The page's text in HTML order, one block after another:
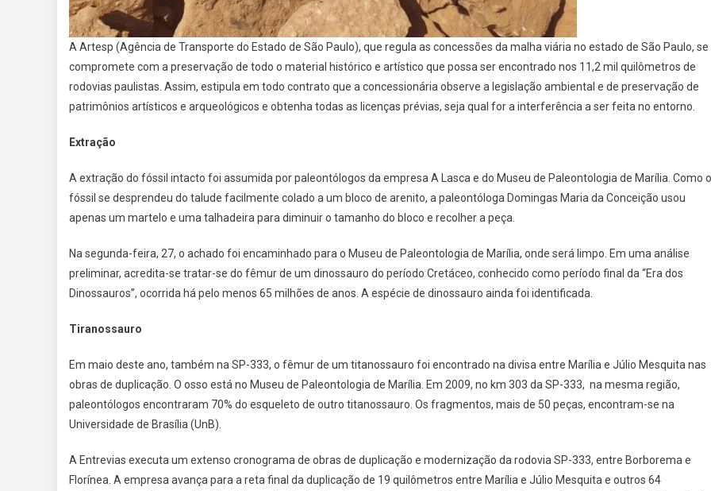
A Artesp (Agência de Transporte do Estado de São Paulo), que regula as concessões da malha viária no estado de São Paulo, se
compromete com a preservação de todo o material histórico e artístico que possa ser encontrado nos 11,2 mil quilômetros de
rodovias paulistas. Assim, estipula em todo contrato que a concessionária observe a legislação ambiental e de preservação de
patrimônios artísticos e arqueológicos e obtenha todas as licenças prévias, seja qual for a interferência a ser feita no entorno.
Extração
A extração do fóssil intacto foi assumida por paleontólogos da empresa A Lasca e do Museu de Paleontologia de Marília. Como o
fóssil se desprendeu do talude facilmente colado a um bloco de arenito, a paleontóloga Domingas Maria da Conceição usou
apenas um martelo e uma talhadeira para diminuir o tamanho do bloco e recolher a peça.
Na segunda-feira, 27, o achado foi encaminhado para o Museu de Paleontologia de Marília, onde será limpo. Em uma análise
preliminar, acredita-se tratar-se do fêmur de um dinossauro do período Cretáceo, conhecido como período final da “Era dos
Dinossauros”, ocorrida há pelo menos 65 milhões de anos. A espécie de dinossauro ainda foi identificada.
Tiranossauro
Em maio deste ano, também na SP-333, o fêmur de um titanossauro foi encontrado na divisa entre Marília e Júlio Mesquita nas
obras de duplicação. O osso está no Museu de Paleontologia de Marília. Em 2009, no km 303 da SP-333, na mesma região,
paleontólogos encontraram 70% do esqueleto de outro titanossauro. Os fragmentos, mais de 50 peças, encontram-se na
Universidade de Brasília (UnB).
A Entrevias executa um extenso cronograma de obras de duplicação e modernização da rodovia SP-333, entre Borborema e
Florínea. A empresa avança para a reta final da duplicação de 19 quilômetros entre Marília e Júlio Mesquita e outros 64